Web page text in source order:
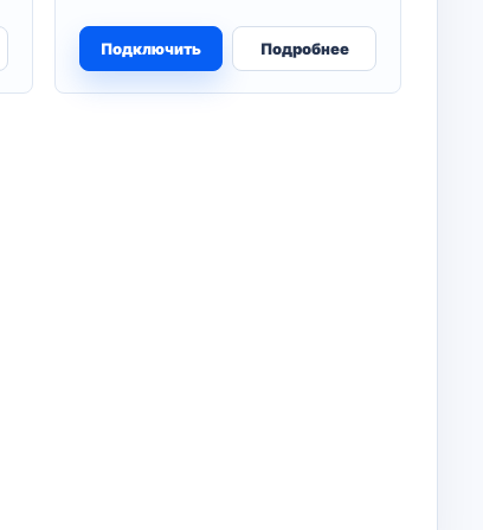
Подключить Подробнее